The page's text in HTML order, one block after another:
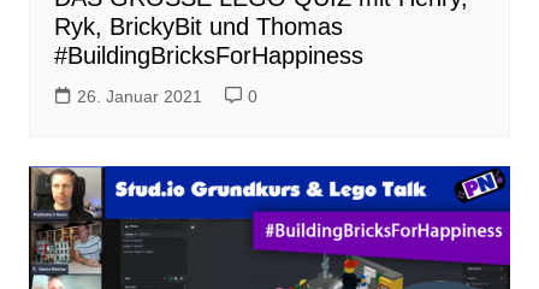
Ryk, BrickyBit und Thomas
#BuildingBricksForHappiness
26. Januar 2021 0